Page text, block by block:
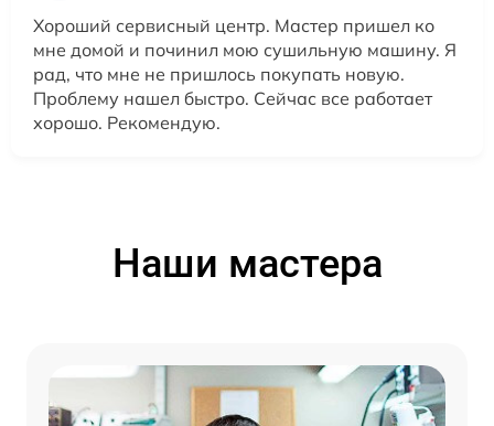
Хороший сервисный центр. Мастер пришел ко
мне домой и починил мою сушильную машину. Я
рад, что мне не пришлось покупать новую.
Проблему нашел быстро. Сейчас все работает
хорошо. Рекомендую.
Наши мастера